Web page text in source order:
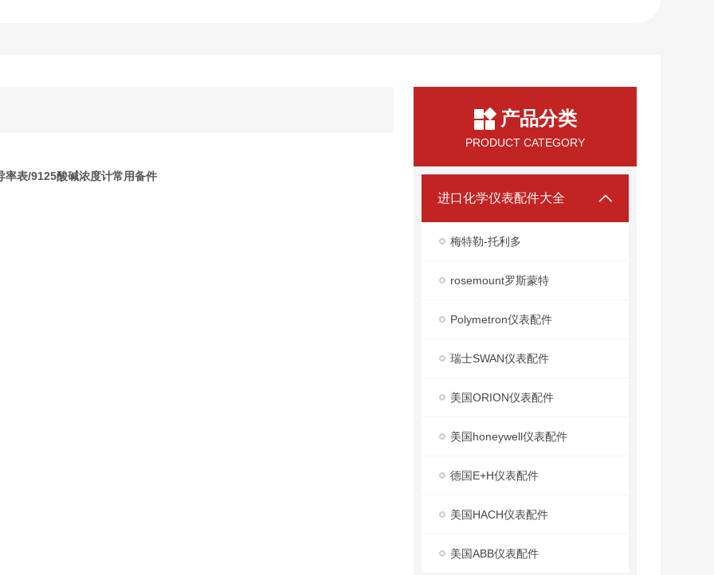
率表/9125酸碱浓度计常用备件
产品分类
PRODUCT CATEGORY
进口化学仪表配件大全
梅特勒-托利多
rosemount罗斯蒙特
Polymetron仪表配件
瑞士SWAN仪表配件
美国ORION仪表配件
美国honeywell仪表配件
德国E+H仪表配件
美国HACH仪表配件
美国ABB仪表配件